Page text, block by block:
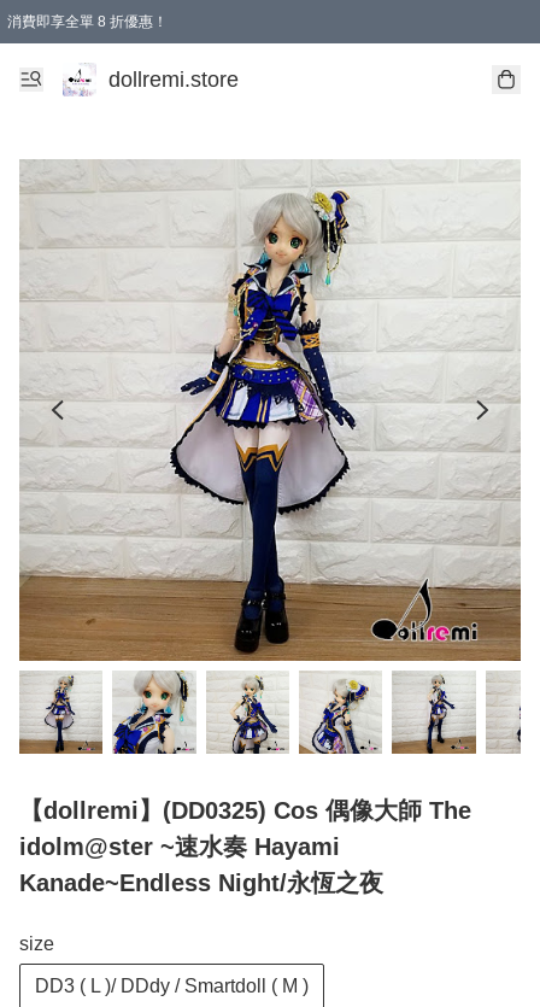
消費即享全單 8 折優惠！
購物滿 HKD 1500.00即享免運費優惠！（適用於 本地送貨、本地取貨、國際送貨 )
dollremi.store
【dollremi】(DD0325) Cos 偶像大師 The
idolm@ster ~速水奏 Hayami
Kanade~Endless Night/永恆之夜
size
DD3 ( L )/ DDdy / Smartdoll ( M )